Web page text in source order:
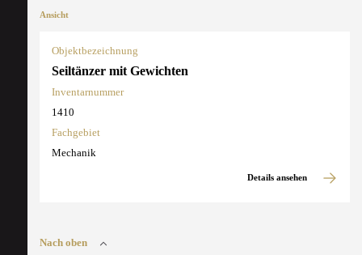
Ansicht
Objektbezeichnung
Seiltänzer mit Gewichten
Inventarnummer
1410
Fachgebiet
Mechanik
Details ansehen
Nach oben